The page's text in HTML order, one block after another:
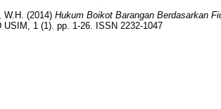
(2014) Hukum Boikot Barangan Berdasarkan
1 (1). pp. 1-26. ISSN 2232-1047